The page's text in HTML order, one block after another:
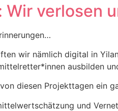
verlosen
wir nämlich digital in
ausbilden
diesen Projekttagen ein
und